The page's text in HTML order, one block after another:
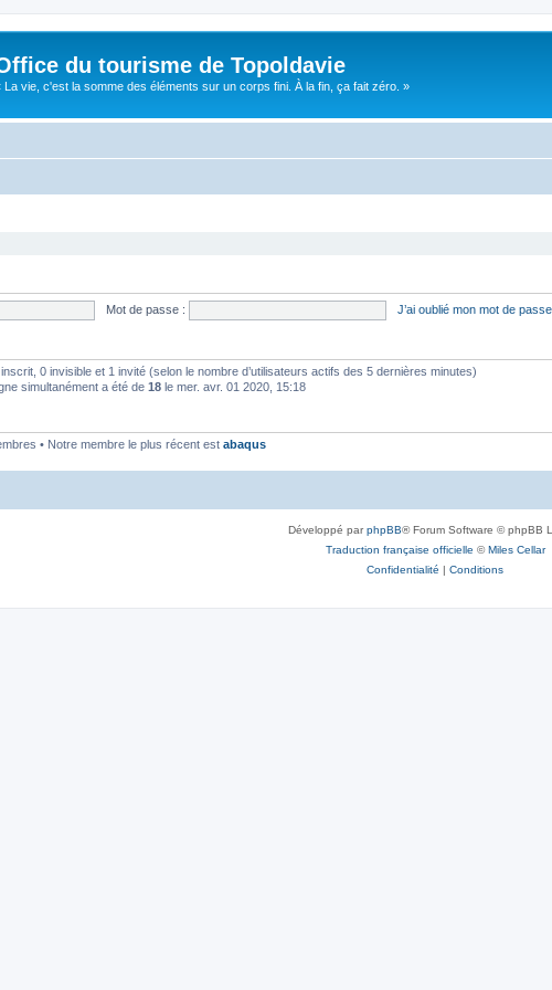
du tourisme de Topoldavie
La vie, c'est la somme des éléments sur un corps fini. À la fin, ça fait zéro. »
Mot de passe : J’ai oublié mon mot de passe
0 invisible et 1 invité (selon le nombre d’utilisateurs actifs des 5 dernières minutes)
simultanément a été de 18 le mer. avr. 01 2020, 15:18
• Notre membre le plus récent est abaqus
Développé parphpBB® Forum Software © phpBB
Traduction française officielle ©Miles Cellar
Confidentialité | Conditions